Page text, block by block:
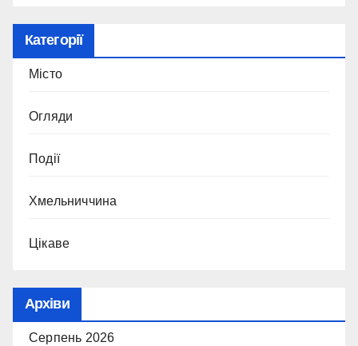
Категорії
Місто
Огляди
Події
Хмельниччина
Цікаве
Архіви
Серпень 2026